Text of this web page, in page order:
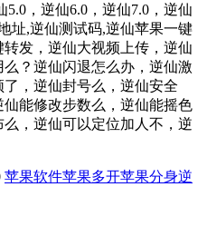
5.0，逆仙6.0，逆仙7.0，逆仙
址,逆仙测试码,逆仙苹果一键
发，逆仙大视频上传，逆仙
？逆仙闪退怎么办，逆仙激
，逆仙封号么，逆仙安全
能修改步数么，逆仙能摇色
，逆仙可以定位加人不，逆
苹果软件苹果多开苹果分身逆